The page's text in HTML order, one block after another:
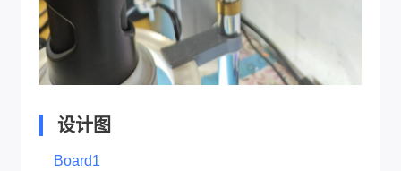
设计图
Board1